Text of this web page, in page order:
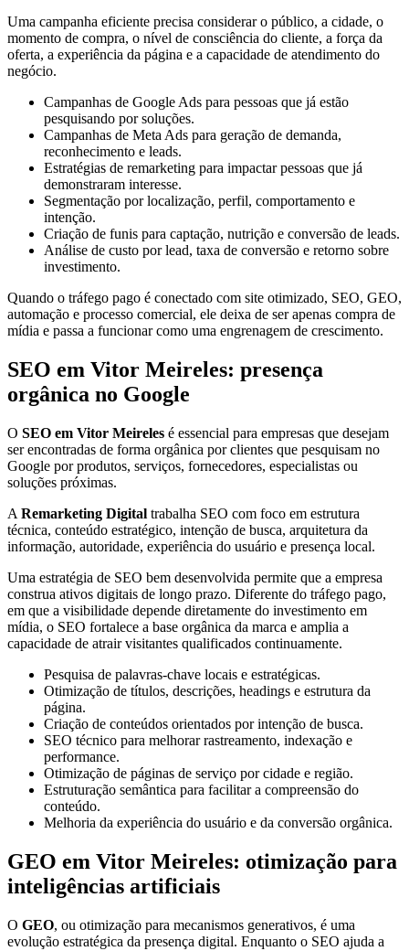
Uma campanha eficiente precisa considerar o público, a cidade, o
momento de compra, o nível de consciência do cliente, a força da
oferta, a experiência da página e a capacidade de atendimento do
negócio.
Campanhas de Google Ads para pessoas que já estão
pesquisando por soluções.
Campanhas de Meta Ads para geração de demanda,
reconhecimento e leads.
Estratégias de remarketing para impactar pessoas que já
demonstraram interesse.
Segmentação por localização, perfil, comportamento e
intenção.
Criação de funis para captação, nutrição e conversão de leads.
Análise de custo por lead, taxa de conversão e retorno sobre
investimento.
Quando o tráfego pago é conectado com site otimizado, SEO, GEO,
automação e processo comercial, ele deixa de ser apenas compra de
mídia e passa a funcionar como uma engrenagem de crescimento.
SEO em Vitor Meireles: presença
orgânica no Google
O SEO em Vitor Meireles é essencial para empresas que desejam
ser encontradas de forma orgânica por clientes que pesquisam no
Google por produtos, serviços, fornecedores, especialistas ou
soluções próximas.
A Remarketing Digital trabalha SEO com foco em estrutura
técnica, conteúdo estratégico, intenção de busca, arquitetura da
informação, autoridade, experiência do usuário e presença local.
Uma estratégia de SEO bem desenvolvida permite que a empresa
construa ativos digitais de longo prazo. Diferente do tráfego pago,
em que a visibilidade depende diretamente do investimento em
mídia, o SEO fortalece a base orgânica da marca e amplia a
capacidade de atrair visitantes qualificados continuamente.
Pesquisa de palavras-chave locais e estratégicas.
Otimização de títulos, descrições, headings e estrutura da
página.
Criação de conteúdos orientados por intenção de busca.
SEO técnico para melhorar rastreamento, indexação e
performance.
Otimização de páginas de serviço por cidade e região.
Estruturação semântica para facilitar a compreensão do
conteúdo.
Melhoria da experiência do usuário e da conversão orgânica.
GEO em Vitor Meireles: otimização para
inteligências artificiais
O GEO, ou otimização para mecanismos generativos, é uma
evolução estratégica da presença digital. Enquanto o SEO ajuda a